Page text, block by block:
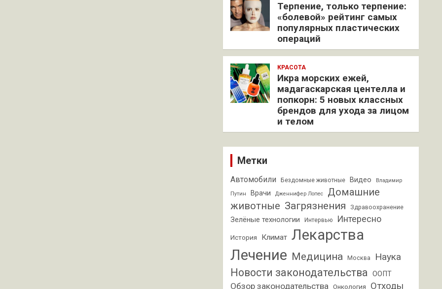
Терпение, только терпение:
«болевой» рейтинг самых
популярных пластических
операций
КРАСОТА
Икра морских ежей,
мадагаскарская центелла и
попкорн: 5 новых классных
брендов для ухода за лицом
и телом
Метки
Автомобили Бездомные животные Видео Владимир
Путин Врачи Дженнифер Лопес
Домашние
животные Загрязнения Здравоохранение
Зелёные технологии Интервью Интересно
История Климат Лекарства
Лечение Медицина Москва Наука
Новости законодательства ООПТ
Обзор законодательства Онкология Отходы